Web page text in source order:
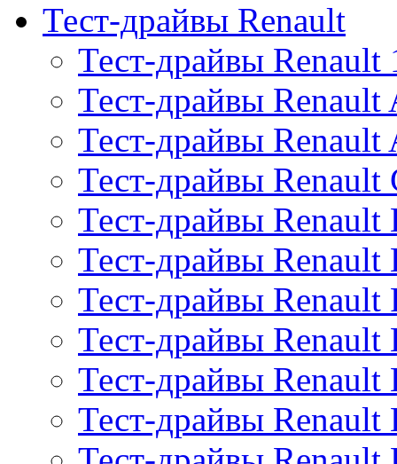
Тест-драйвы Renault
Тест-драйвы Renault
Тест-драйвы Renault
Тест-драйвы Renault
Тест-драйвы Renault
Тест-драйвы Renault
Тест-драйвы Renault
Тест-драйвы Renault
Тест-драйвы Renault
Тест-драйвы Renault
Тест-драйвы Renault